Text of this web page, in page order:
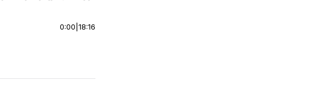
0:00 18:16